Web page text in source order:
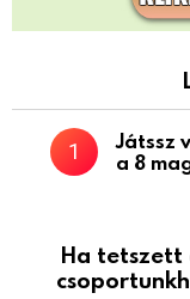
Játssz
a 8
Ha tetszett